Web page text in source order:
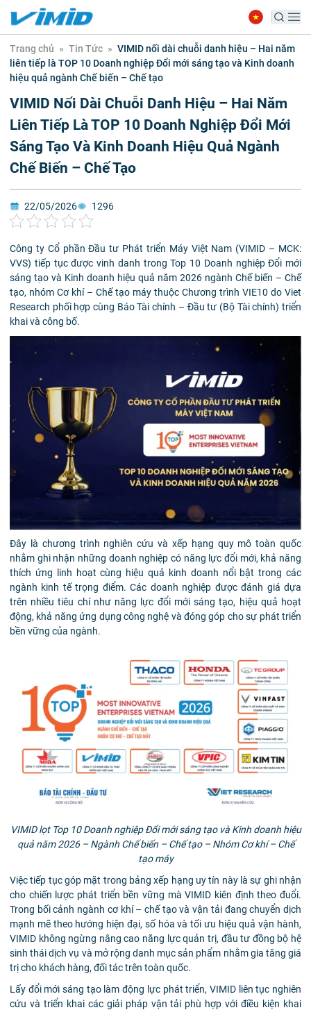
Trang chủ » Tin Tức » VIMID nối dài chuỗi danh hiệu – Hai năm
liên tiếp là TOP 10 Doanh nghiệp Đổi mới sáng tạo và Kinh doanh
hiệu quả ngành Chế biến – Chế tạo
VIMID Nối Dài Chuỗi Danh Hiệu – Hai Năm
Liên Tiếp Là TOP 10 Doanh Nghiệp Đổi Mới
Sáng Tạo Và Kinh Doanh Hiệu Quả Ngành
Chế Biến – Chế Tạo
22/05/2026 1296
Công ty Cổ phần Đầu tư Phát triển Máy Việt Nam (VIMID – MCK:
VVS) tiếp tục được vinh danh trong Top 10 Doanh nghiệp Đổi mới
sáng tạo và Kinh doanh hiệu quả năm 2026 ngành Chế biến – Chế
tạo, nhóm Cơ khí – Chế tạo máy thuộc Chương trình VIE10 do Viet
Research phối hợp cùng Báo Tài chính – Đầu tư (Bộ Tài chính) triển
khai và công bố.
Đây là chương trình nghiên cứu và xếp hạng quy mô toàn quốc
nhằm ghi nhận những doanh nghiệp có năng lực đổi mới, khả năng
thích ứng linh hoạt cùng hiệu quả kinh doanh nổi bật trong các
ngành kinh tế trọng điểm. Các doanh nghiệp được đánh giá dựa
trên nhiều tiêu chí như năng lực đổi mới sáng tạo, hiệu quả hoạt
động, khả năng ứng dụng công nghệ và đóng góp cho sự phát triển
bền vững của ngành.
VIMID lọt Top 10 Doanh nghiệp Đổi mới sáng tạo và Kinh doanh hiệu
quả năm 2026 – Ngành Chế biến – Chế tạo – Nhóm Cơ khí – Chế
tạo máy
Việc tiếp tục góp mặt trong bảng xếp hạng uy tín này là sự ghi nhận
cho chiến lược phát triển bền vững mà VIMID kiên định theo đuổi.
Trong bối cảnh ngành cơ khí – chế tạo và vận tải đang chuyển dịch
mạnh mẽ theo hướng hiện đại, số hóa và tối ưu hiệu quả vận hành,
VIMID không ngừng nâng cao năng lực quản trị, đầu tư đồng bộ hệ
sinh thái dịch vụ và mở rộng danh mục sản phẩm nhằm gia tăng giá
trị cho khách hàng, đối tác trên toàn quốc.
Lấy đổi mới sáng tạo làm động lực phát triển, VIMID liên tục nghiên
cứu và triển khai các giải pháp vận tải phù hợp với điều kiện khai